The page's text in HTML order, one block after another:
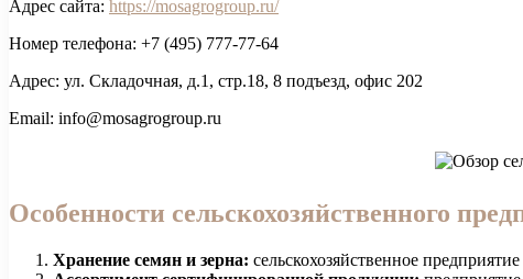
Адрес сайта: https://mosagrogroup.ru/
Номер телефона: +7 (495) 777-77-64
Адрес: ул. Складочная, д.1, стр.18, 8 подъезд, офис 202
Email: info@mosagrogroup.ru
Особенности сельскохозяйственного
Хранение семян и зерна: сельскохозяйственное